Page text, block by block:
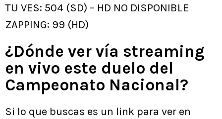
TU VES: 504 (SD) – HD NO DISPONIBLE
ZAPPING: 99 (HD)
¿Dónde ver vía streaming
en vivo este duelo del
Campeonato Nacional?
Si lo que buscas es un link para ver en